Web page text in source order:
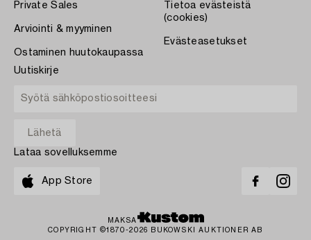
Private Sales
Arviointi & myyminen
Ostaminen huutokaupassa
Tietoa evästeistä
(cookies)
Evästeasetukset
Uutiskirje
Lataa sovelluksemme
App Store
MAKSA
COPYRIGHT ©1870-2026 BUKOWSKI AUKTIONER AB